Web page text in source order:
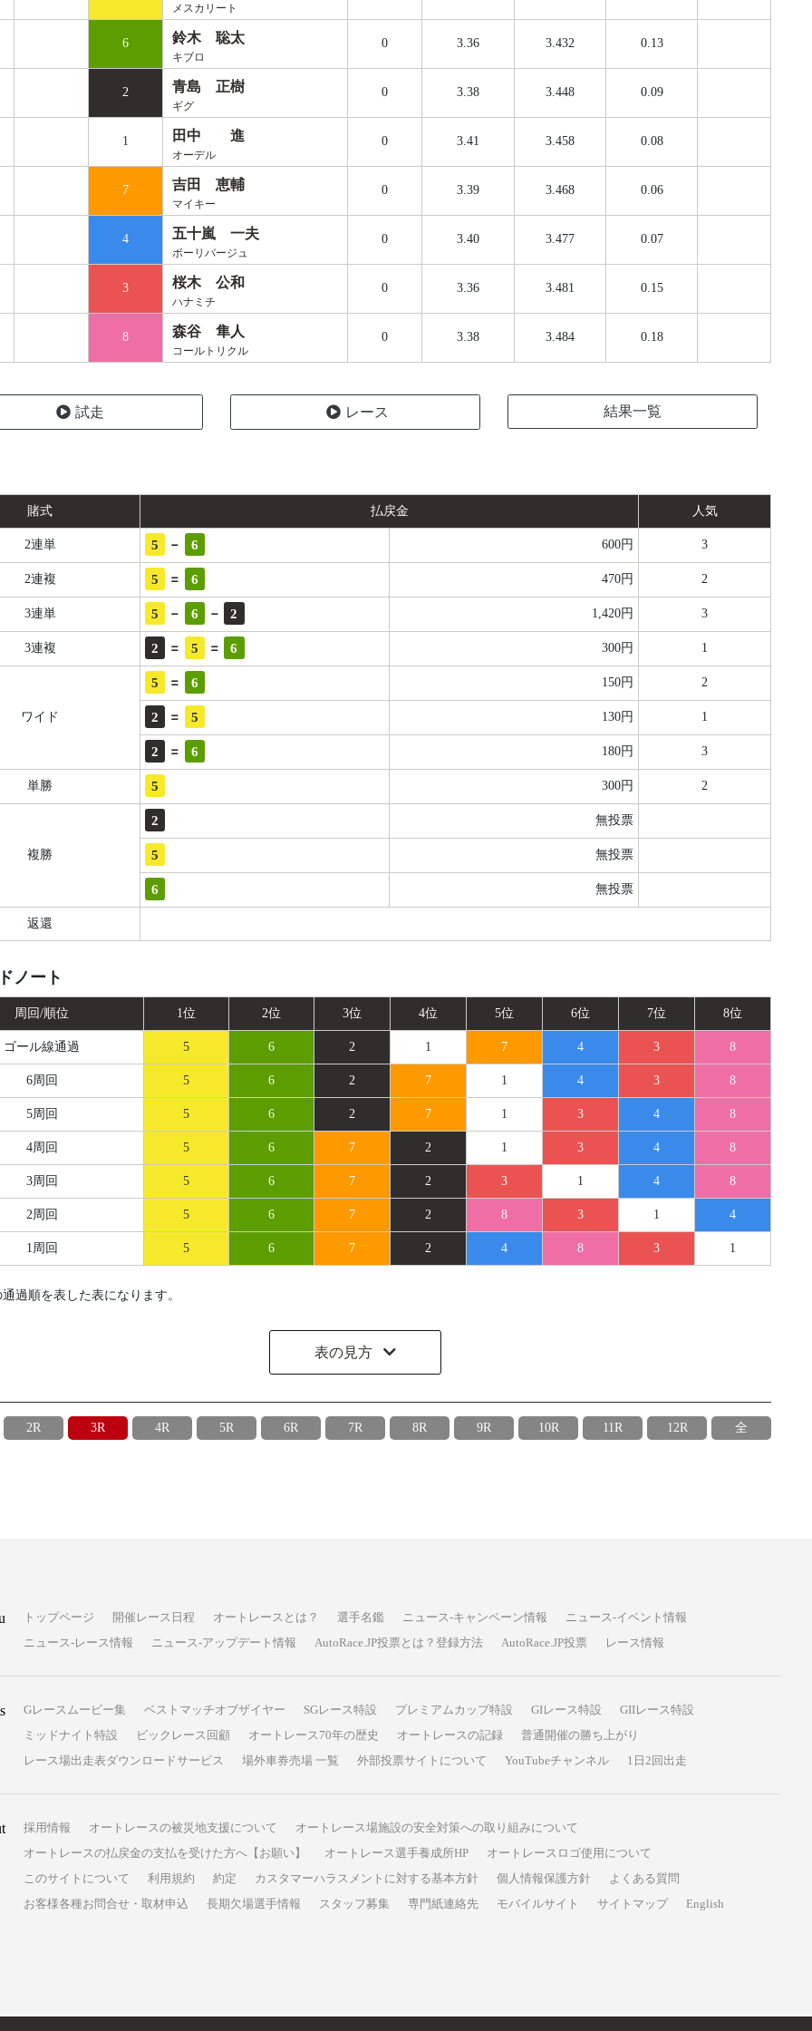
メスカリート
6 鈴木 聡太
キブロ
0 3.36 3.432 0.13
2 青島 正樹
ギグ
0 3.38 3.448 0.09
1 田中 進
オーデル
0 3.41 3.458 0.08
7 吉田 恵輔
マイキー
0 3.39 3.468 0.06
4 五十嵐 一夫
ボーリバージュ
0 3.40 3.477 0.07
3 桜木 公和
ハナミチ
0 3.36 3.481 0.15
8 森谷 隼人
コールトリクル
0 3.38 3.484 0.18
試走 レース 結果一覧
賭式 払戻金 人気
2連単 5 - 6 600円 3
2連複 5 = 6 470円 2
3連単 5 - 6 - 2 1,420円 3
3連複 2 = 5 = 6 300円 1
ワイド
5 = 6 150円 2
2 = 5 130円 1
2 = 6 180円 3
単勝 5 300円 2
複勝
2 無投票
5 無投票
6 無投票
返還
ノート
周回/順位 1位 2位 3位 4位 5位 6位 7位 8位
ゴール線通過 5 6 2 1 7 4 3 8
6周回 5 6 2 7 1 4 3 8
5周回 5 6 2 7 1 3 4 8
4周回 5 6 7 2 1 3 4 8
3周回 5 6 7 2 3 1 4 8
2周回 5 6 7 2 8 3 1 4
1周回 5 6 7 2 4 8 3 1
過順を表した表になります。
表の見方
2R 3R 4R 5R 6R 7R 8R 9R 10R 11R 12R 全
トップページ 開催レース日程 オートレースとは？ 選手名鑑 ニュース-キャンペーン情報
ニュース-イベント情報
ニュース-レース情報
ニュース-アップデート情報 AutoRace.JP投票とは？登録方法 AutoRace.JP投票 レース情報
Gレースムービー集 ベストマッチオブザイヤー SGレース特設 プレミアムカップ特設 GIレース特設
GIIレース特設
ミッドナイト特設
ビックレース回顧 オートレース70年の歴史 オートレースの記録
普通開催の勝ち上がり
レース場出走表ダウンロードサービス
場外車券売場 一覧 外部投票サイトについて YouTubeチャンネル 1日2回出走
採用情報 オートレースの被災地支援について
オートレース場施設の安全対策への取り組みについて
オートレースの払戻金の支払を受けた方へ【お願い】
オートレース選手養成所HP
オートレースロゴ使用について
このサイトについて
利用規約 約定 カスタマーハラスメントに対する基本方針 個人情報保護方針
よくある質問
お客様各種お問合せ・取材申込
長期欠場選手情報 スタッフ募集 専門紙連絡先 モバイルサイト サイトマップ English